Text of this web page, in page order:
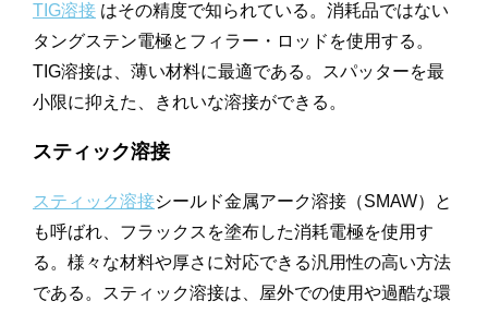
TIG溶接 はその精度で知られている。消耗品ではない
タングステン電極とフィラー・ロッドを使用する。
TIG溶接は、薄い材料に最適である。スパッターを最
小限に抑えた、きれいな溶接ができる。
スティック溶接
スティック溶接シールド金属アーク溶接（SMAW）と
も呼ばれ、フラックスを塗布した消耗電極を使用す
る。様々な材料や厚さに対応できる汎用性の高い方法
である。スティック溶接は、屋外での使用や過酷な環